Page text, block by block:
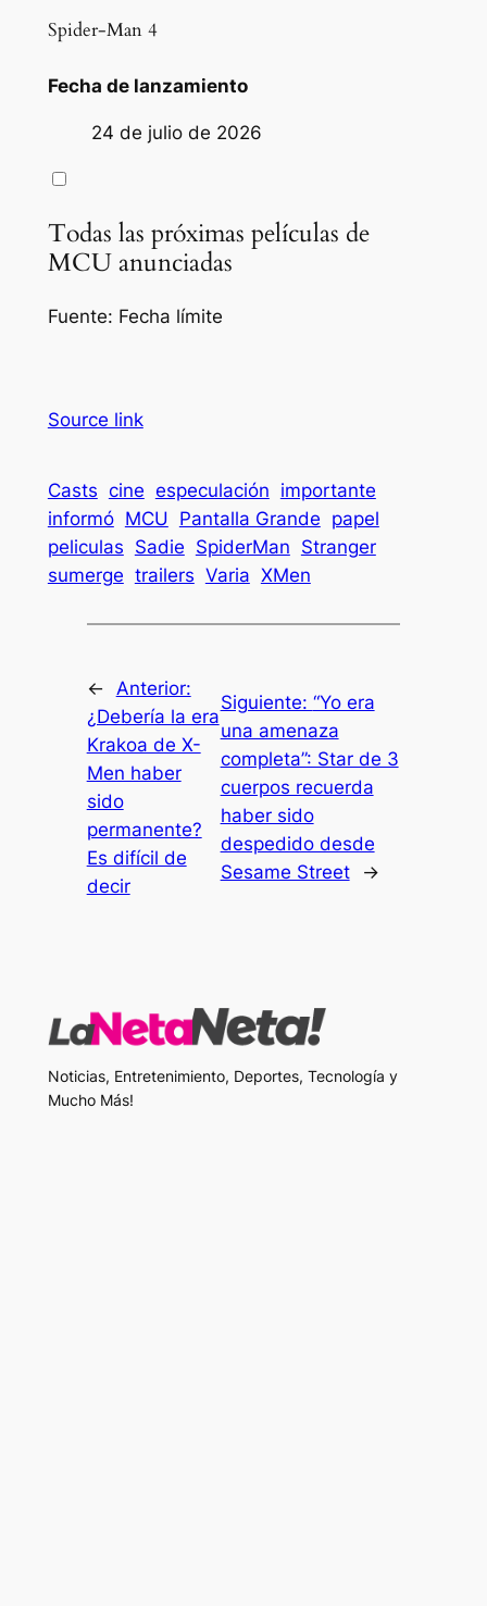
Spider-Man 4
Fecha de lanzamiento
24 de julio de 2026
Todas las próximas películas de
MCU anunciadas
Fuente: Fecha límite
Source link
Casts cine especulación importante
informó MCU Pantalla Grande papel
peliculas Sadie SpiderMan Stranger
sumerge trailers Varia XMen
←
Anterior:
¿Debería la era
Krakoa de X-
Men haber
sido
permanente?
Es difícil de
decir
Siguiente: “Yo era
una amenaza
completa”: Star de 3
cuerpos recuerda
haber sido
despedido desde
Sesame Street
→
Noticias, Entretenimiento, Deportes, Tecnología y
Mucho Más!